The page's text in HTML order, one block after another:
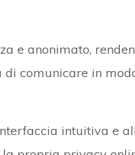
e anonimato,
di comunicare in
intuitiva e